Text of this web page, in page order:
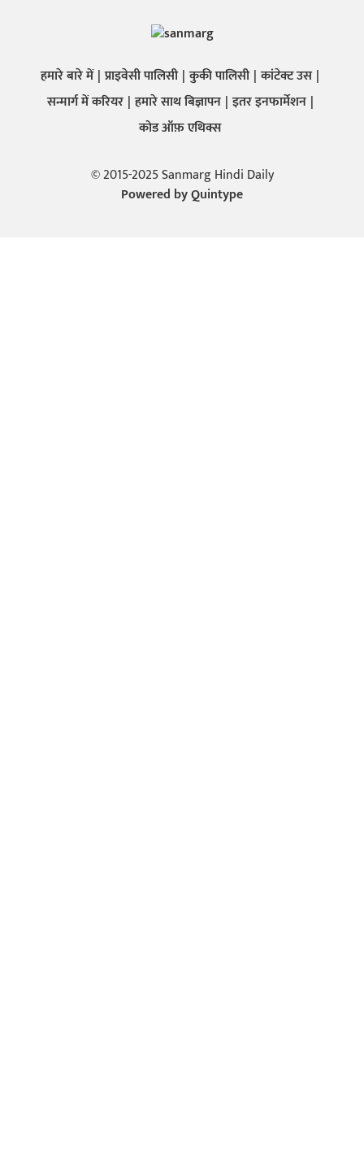
हमारे बारे में प्राइवेसी पालिसी कुकी पालिसी कांटेक्ट उस
सन्मार्ग में करियर हमारे साथ बिज्ञापन इतर इनफार्मेशन
कोड ऑफ़ एथिक्स
© 2015-2025 Sanmarg Hindi Daily
Powered byQuintype